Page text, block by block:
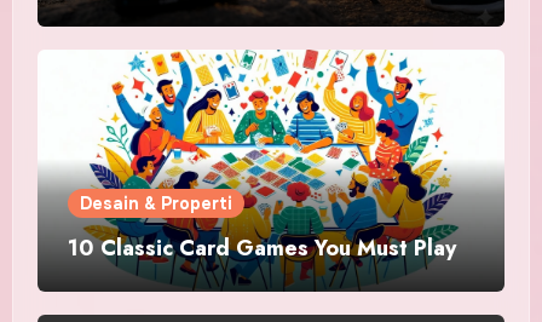
Desain & Properti
10 Classic Card Games You Must Play